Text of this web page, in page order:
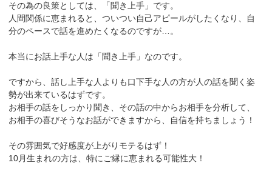
その為の良策としては、「聞き上手」です。
人間関係に恵まれると、ついつい自己アピールがしたくなり、自
分のペースで話を進めたくなるのですが…。
本当にお話上手な人は「聞き上手」なのです。
ですから、話し上手な人よりも口下手な人の方が人の話を聞く姿
勢が出来ているはずです。
お相手の話をしっかり聞き、その話の中からお相手を分析して、
お相手の喜びそうなお話ができますから、自信を持ちましょう！
その雰囲気で好感度が上がりモテるはず！
10月生まれの方は、特にご縁に恵まれる可能性大！